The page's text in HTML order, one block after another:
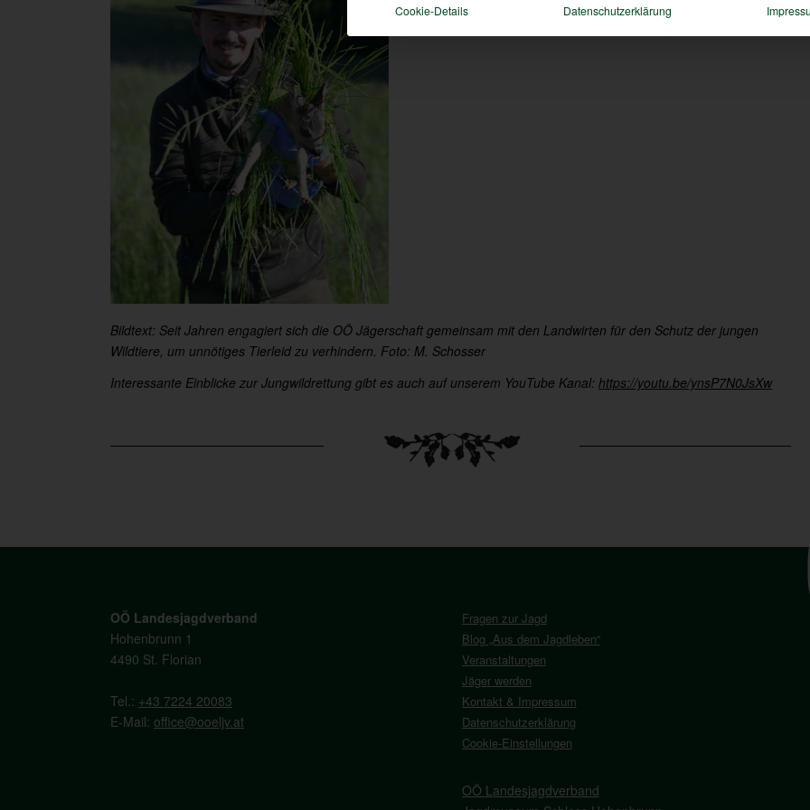
Bildtext: Seit Jahren engagiert sich die OÖ Jägerschaft gemeinsam mit den Landwirten für den Schutz der jungen
Wildtiere, um unnötiges Tierleid zu verhindern. Foto: M. Schosser
Interessante Einblicke zur Jungwildrettung gibt es auch auf unserem YouTube Kanal: https://youtu.be/ynsP7N0JsXw
OÖ Landesjagdverband
Hohenbrunn 1
4490 St. Florian
Tel.: +43 7224 20083
E-Mail: office@ooeljv.at
Fragen zur Jagd
Blog „Aus dem Jagdleben“
Veranstaltungen
Jäger werden
Kontakt & Impressum
Datenschutzerklärung
Cookie-Einstellungen
OÖ Landesjagdverband
Cookie-Details Datenschutzerklärung